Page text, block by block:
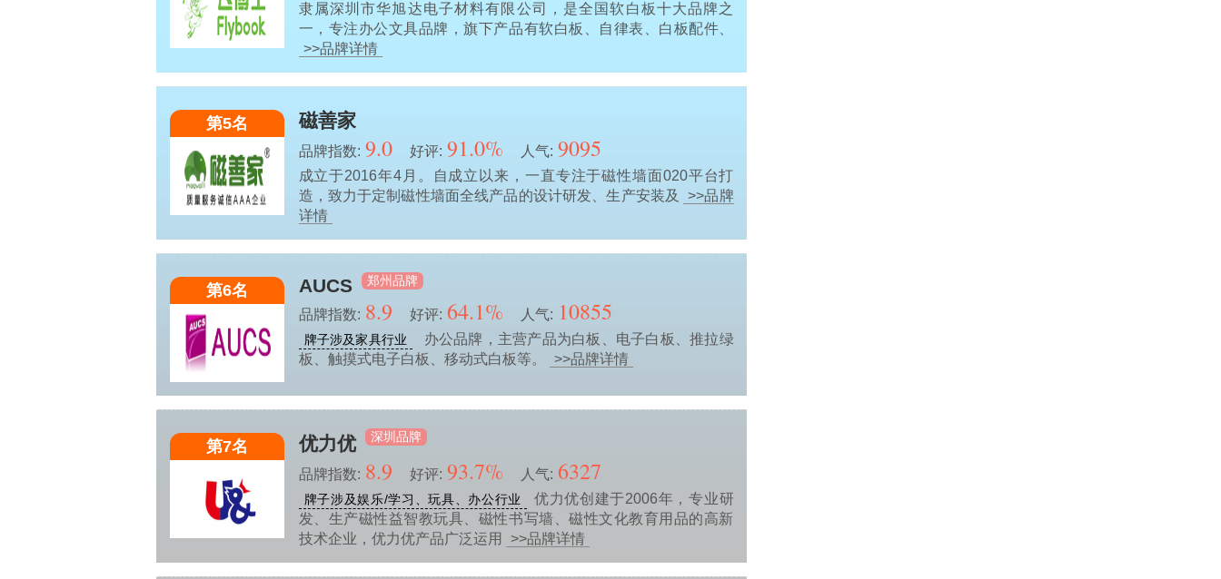
隶属深圳市华旭达电子材料有限公司，是全国软白板十大品牌之
一，专注办公文具品牌，旗下产品有软白板、自律表、白板配件、
>>品牌详情
第5名 磁善家
品牌指数: 9.0 好评: 91.0% 人气: 9095
成立于2016年4月。自成立以来，一直专注于磁性墙面020平台打
造，致力于定制磁性墙面全线产品的设计研发、生产安装及
>>品牌
详情
第6名 AUCS 郑州品牌
品牌指数: 8.9 好评: 64.1% 人气: 10855
牌子涉及家具行业
办公品牌，主营产品为白板、电子白板、推拉绿
板、触摸式电子白板、移动式白板等。
>>品牌详情
第7名 优力优 深圳品牌
品牌指数: 8.9 好评: 93.7% 人气: 6327
牌子涉及娱乐/学习、玩具、办公行业
优力优创建于2006年，专业研
发、生产磁性益智教玩具、磁性书写墙、磁性文化教育用品的高新
技术企业，优力优产品广泛运用
>>品牌详情